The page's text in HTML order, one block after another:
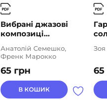
Вибрані джазові
композиці...
65 грн
Анатолій Семешко,
Френк Марокко
В КОШИК
65
Зоя